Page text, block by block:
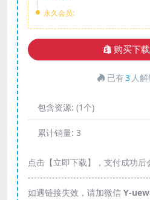
永久会员:
购买下
已有3 人
包含资源: (1个)
累计销量: 3
点击【立即下载】，支付成功后
如遇链接失效，请加微信 Y-